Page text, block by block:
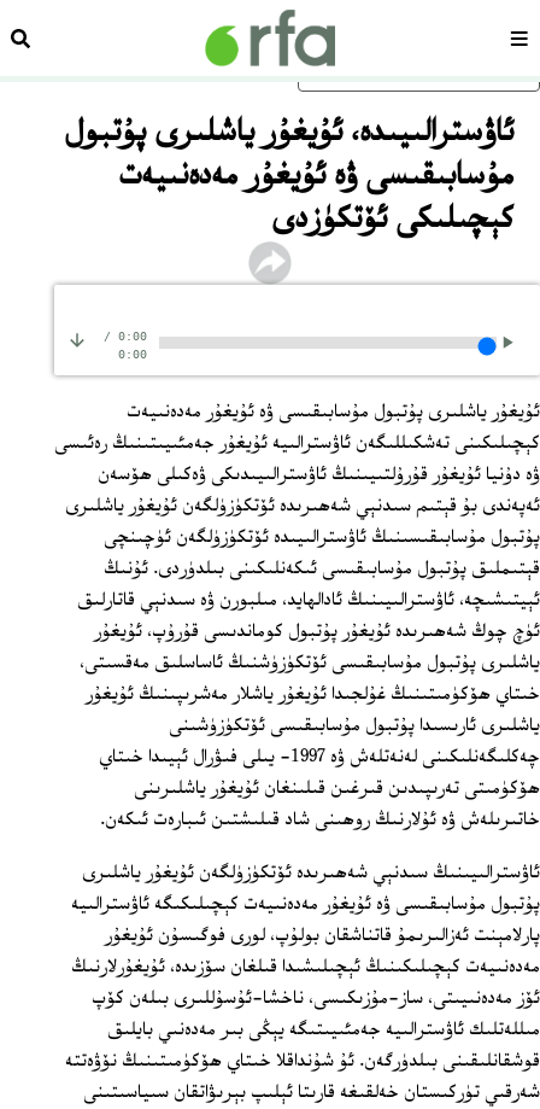
ئاساسلىق مەزمۇنغا ئاتلاڭسەھىپە
ئاۋسترالىيىدە، ئۇيغۇر ياشلىرى پۇتبول
مۇسابىقىسى ۋە ئۇيغۇر مەدەنىيەت
كېچىلىكى ئۆتكۈزدى
0:00
/
0:00
ئۇيغۇر ياشلىرى پۇتبول مۇسابىقىسى ۋە ئۇيغۇر مەدەنىيەت
كېچىلىكىنى تەشكىللىگەن ئاۋسترالىيە ئۇيغۇر جەمئىيىتىنىڭ رەئىسى
ۋە دۇنيا ئۇيغۇر قۇرۇلتىيىنىڭ ئاۋسترالىيىدىكى ۋەكىلى ھۆسەن
ئەپەندى بۇ قېتىم سىدنېي شەھىرىدە ئۆتكۈزۈلگەن ئۇيغۇر ياشلىرى
پۇتبول مۇسابىقىسىنىڭ ئاۋسترالىيىدە ئۆتكۈزۈلگەن ئۈچىنچى
قېتىملىق پۇتبول مۇسابىقىسى ئىكەنلىكىنى بىلدۈردى. ئۇنىڭ
ئېيتىشىچە، ئاۋسترالىيىنىڭ ئادالھايد، مىلبورن ۋە سىدنېي قاتارلىق
ئۈچ چوڭ شەھىرىدە ئۇيغۇر پۇتبول كوماندىسى قۇرۇپ، ئۇيغۇر
ياشلىرى پۇتبول مۇسابىقىسى ئۆتكۈزۈشنىڭ ئاساسلىق مەقسىتى،
خىتاي ھۆكۈمىتىنىڭ غۇلجىدا ئۇيغۇر ياشلار مەشرىپىنىڭ ئۇيغۇر
ياشلىرى ئارىسىدا پۇتبول مۇسابىقىسى ئۆتكۈزۈشىنى
چەكلىگەنلىكىنى لەنەتلەش ۋە 1997‏- يىلى فىۋرال ئېيىدا خىتاي
ھۆكۈمىتى تەرىپىدىن قىرغىن قىلىنغان ئۇيغۇر ياشلىرىنى
خاتىرىلەش ۋە ئۇلارنىڭ روھىنى شاد قىلىشتىن ئىبارەت ئىكەن.
ئاۋسترالىيىنىڭ سىدنېي شەھىرىدە ئۆتكۈزۈلگەن ئۇيغۇر ياشلىرى
پۇتبول مۇسابىقىسى ۋە ئۇيغۇر مەدەنىيەت كېچىلىكىگە ئاۋسترالىيە
پارلامېنت ئەزالىرىمۇ قاتناشقان بولۇپ، لورى فوگىسۇن ئۇيغۇر
مەدەنىيەت كېچىلىكىنىڭ ئېچىلىشىدا قىلغان سۆزىدە، ئۇيغۇرلارنىڭ
ئۆز مەدەنىيىتى، ساز-مۇزىكىسى، ناخشا-ئۇسۇللىرى بىلەن كۆپ
مىللەتلىك ئاۋسترالىيە جەمئىيىتىگە يېڭى بىر مەدەنىي بايلىق
قوشقانلىقىنى بىلدۈرگەن. ئۇ شۇنداقلا خىتاي ھۆكۈمىتىنىڭ نۆۋەتتە
شەرقىي تۈركىستان خەلقىغە قارىتا ئېلىپ بېرىۋاتقان سىياسىتىنى